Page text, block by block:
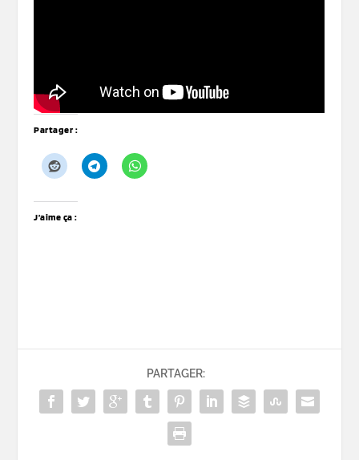
Partager :
J’aime ça :
PARTAGER: